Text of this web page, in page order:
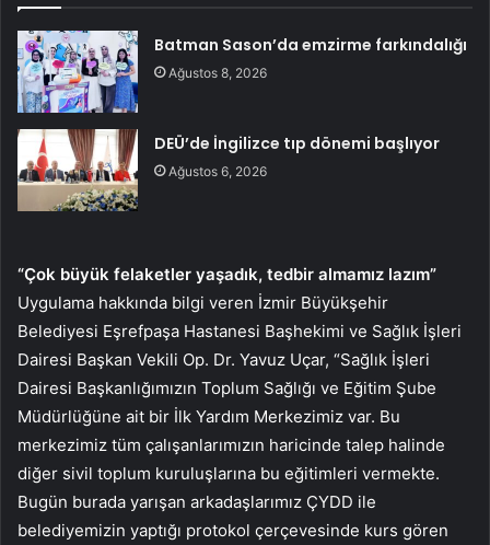
Batman Sason’da emzirme farkındalığı
Ağustos 8, 2026
DEÜ’de İngilizce tıp dönemi başlıyor
Ağustos 6, 2026
“Çok büyük felaketler yaşadık, tedbir almamız lazım”
Uygulama hakkında bilgi veren İzmir Büyükşehir
Belediyesi Eşrefpaşa Hastanesi Başhekimi ve Sağlık İşleri
Dairesi Başkan Vekili Op. Dr. Yavuz Uçar, “Sağlık İşleri
Dairesi Başkanlığımızın Toplum Sağlığı ve Eğitim Şube
Müdürlüğüne ait bir İlk Yardım Merkezimiz var. Bu
merkezimiz tüm çalışanlarımızın haricinde talep halinde
diğer sivil toplum kuruluşlarına bu eğitimleri vermekte.
Bugün burada yarışan arkadaşlarımız ÇYDD ile
belediyemizin yaptığı protokol çerçevesinde kurs gören